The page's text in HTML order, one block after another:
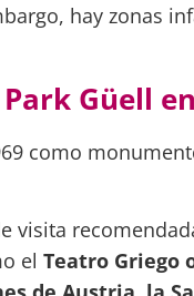
hay zonas
Güell
como
visita
el Teatro Griego